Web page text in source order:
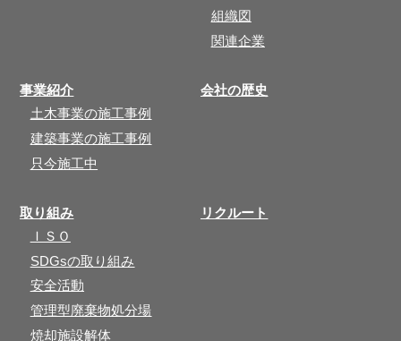
組織図
関連企業
事業紹介
土木事業の施工事例
建築事業の施工事例
只今施工中
会社の歴史
取り組み
ＩＳＯ
SDGsの取り組み
安全活動
管理型廃棄物処分場
焼却施設解体
リクルート